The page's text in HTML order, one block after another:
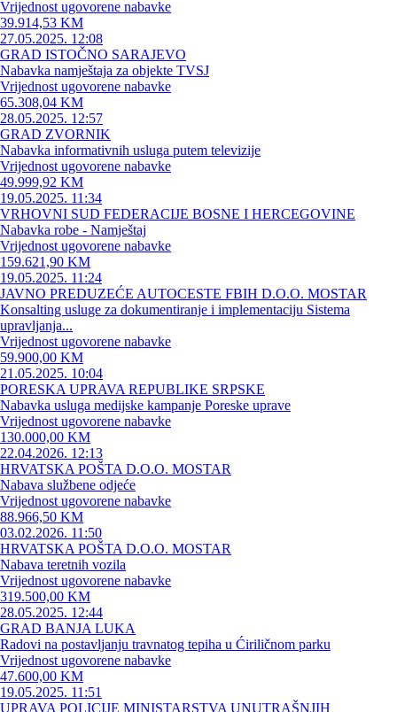
Vrijednost ugovorene nabavke
39.914,53 KM
27.05.2025. 12:08
GRAD ISTOČNO SARAJEVO
Nabavka namještaja za objekte TVSJ
Vrijednost ugovorene nabavke
65.308,04 KM
28.05.2025. 12:57
GRAD ZVORNIK
Nabavka informativnih usluga putem televizije
Vrijednost ugovorene nabavke
49.999,92 KM
19.05.2025. 11:34
VRHOVNI SUD FEDERACIJE BOSNE I HERCEGOVINE
Nabavka robe - Namještaj
Vrijednost ugovorene nabavke
159.621,90 KM
19.05.2025. 11:24
JAVNO PREDUZEĆE AUTOCESTE FBIH D.O.O. MOSTAR
Konsalting usluge za dokumentiranje i implementaciju Sistema
upravljanja...
Vrijednost ugovorene nabavke
59.900,00 KM
21.05.2025. 10:04
PORESKA UPRAVA REPUBLIKE SRPSKE
Nabavka usluga medijske kampanje Poreske uprave
Vrijednost ugovorene nabavke
130.000,00 KM
22.04.2026. 12:13
HRVATSKA POŠTA D.O.O. MOSTAR
Nabava službene odjeće
Vrijednost ugovorene nabavke
88.966,50 KM
03.02.2026. 11:50
HRVATSKA POŠTA D.O.O. MOSTAR
Nabava teretnih vozila
Vrijednost ugovorene nabavke
319.500,00 KM
28.05.2025. 12:44
GRAD BANJA LUKA
Radovi na postavljanju travnatog tepiha u Ćiriličnom parku
Vrijednost ugovorene nabavke
47.600,00 KM
19.05.2025. 11:51
UPRAVA POLICIJE MINISTARSTVA UNUTRAŠNJIH